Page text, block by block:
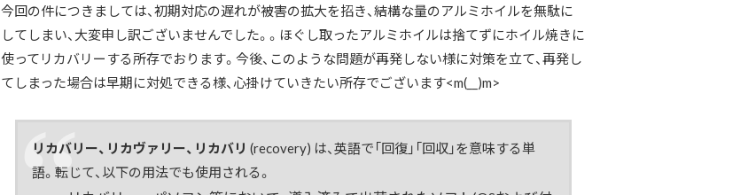
今回の件につきましては、初期対応の遅れが被害の拡大を招き、結構な量のアルミホイルを無駄に
してしまい、大変申し訳ございませんでした。。ほぐし取ったアルミホイルは捨てずにホイル焼きに
使ってリカバリーする所存でおります。今後、このような問題が再発しない様に対策を立て、再発し
てしまった場合は早期に対処できる様、心掛けていきたい所存でございます<m(__)m>
リカバリー、リカヴァリー、リカバリ (recovery) は、英語で「回復」「回収」を意味する単
語。転じて、以下の用法でも使用される。